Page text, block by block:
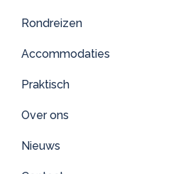
Rondreizen
Accommodaties
Praktisch
Over ons
Nieuws